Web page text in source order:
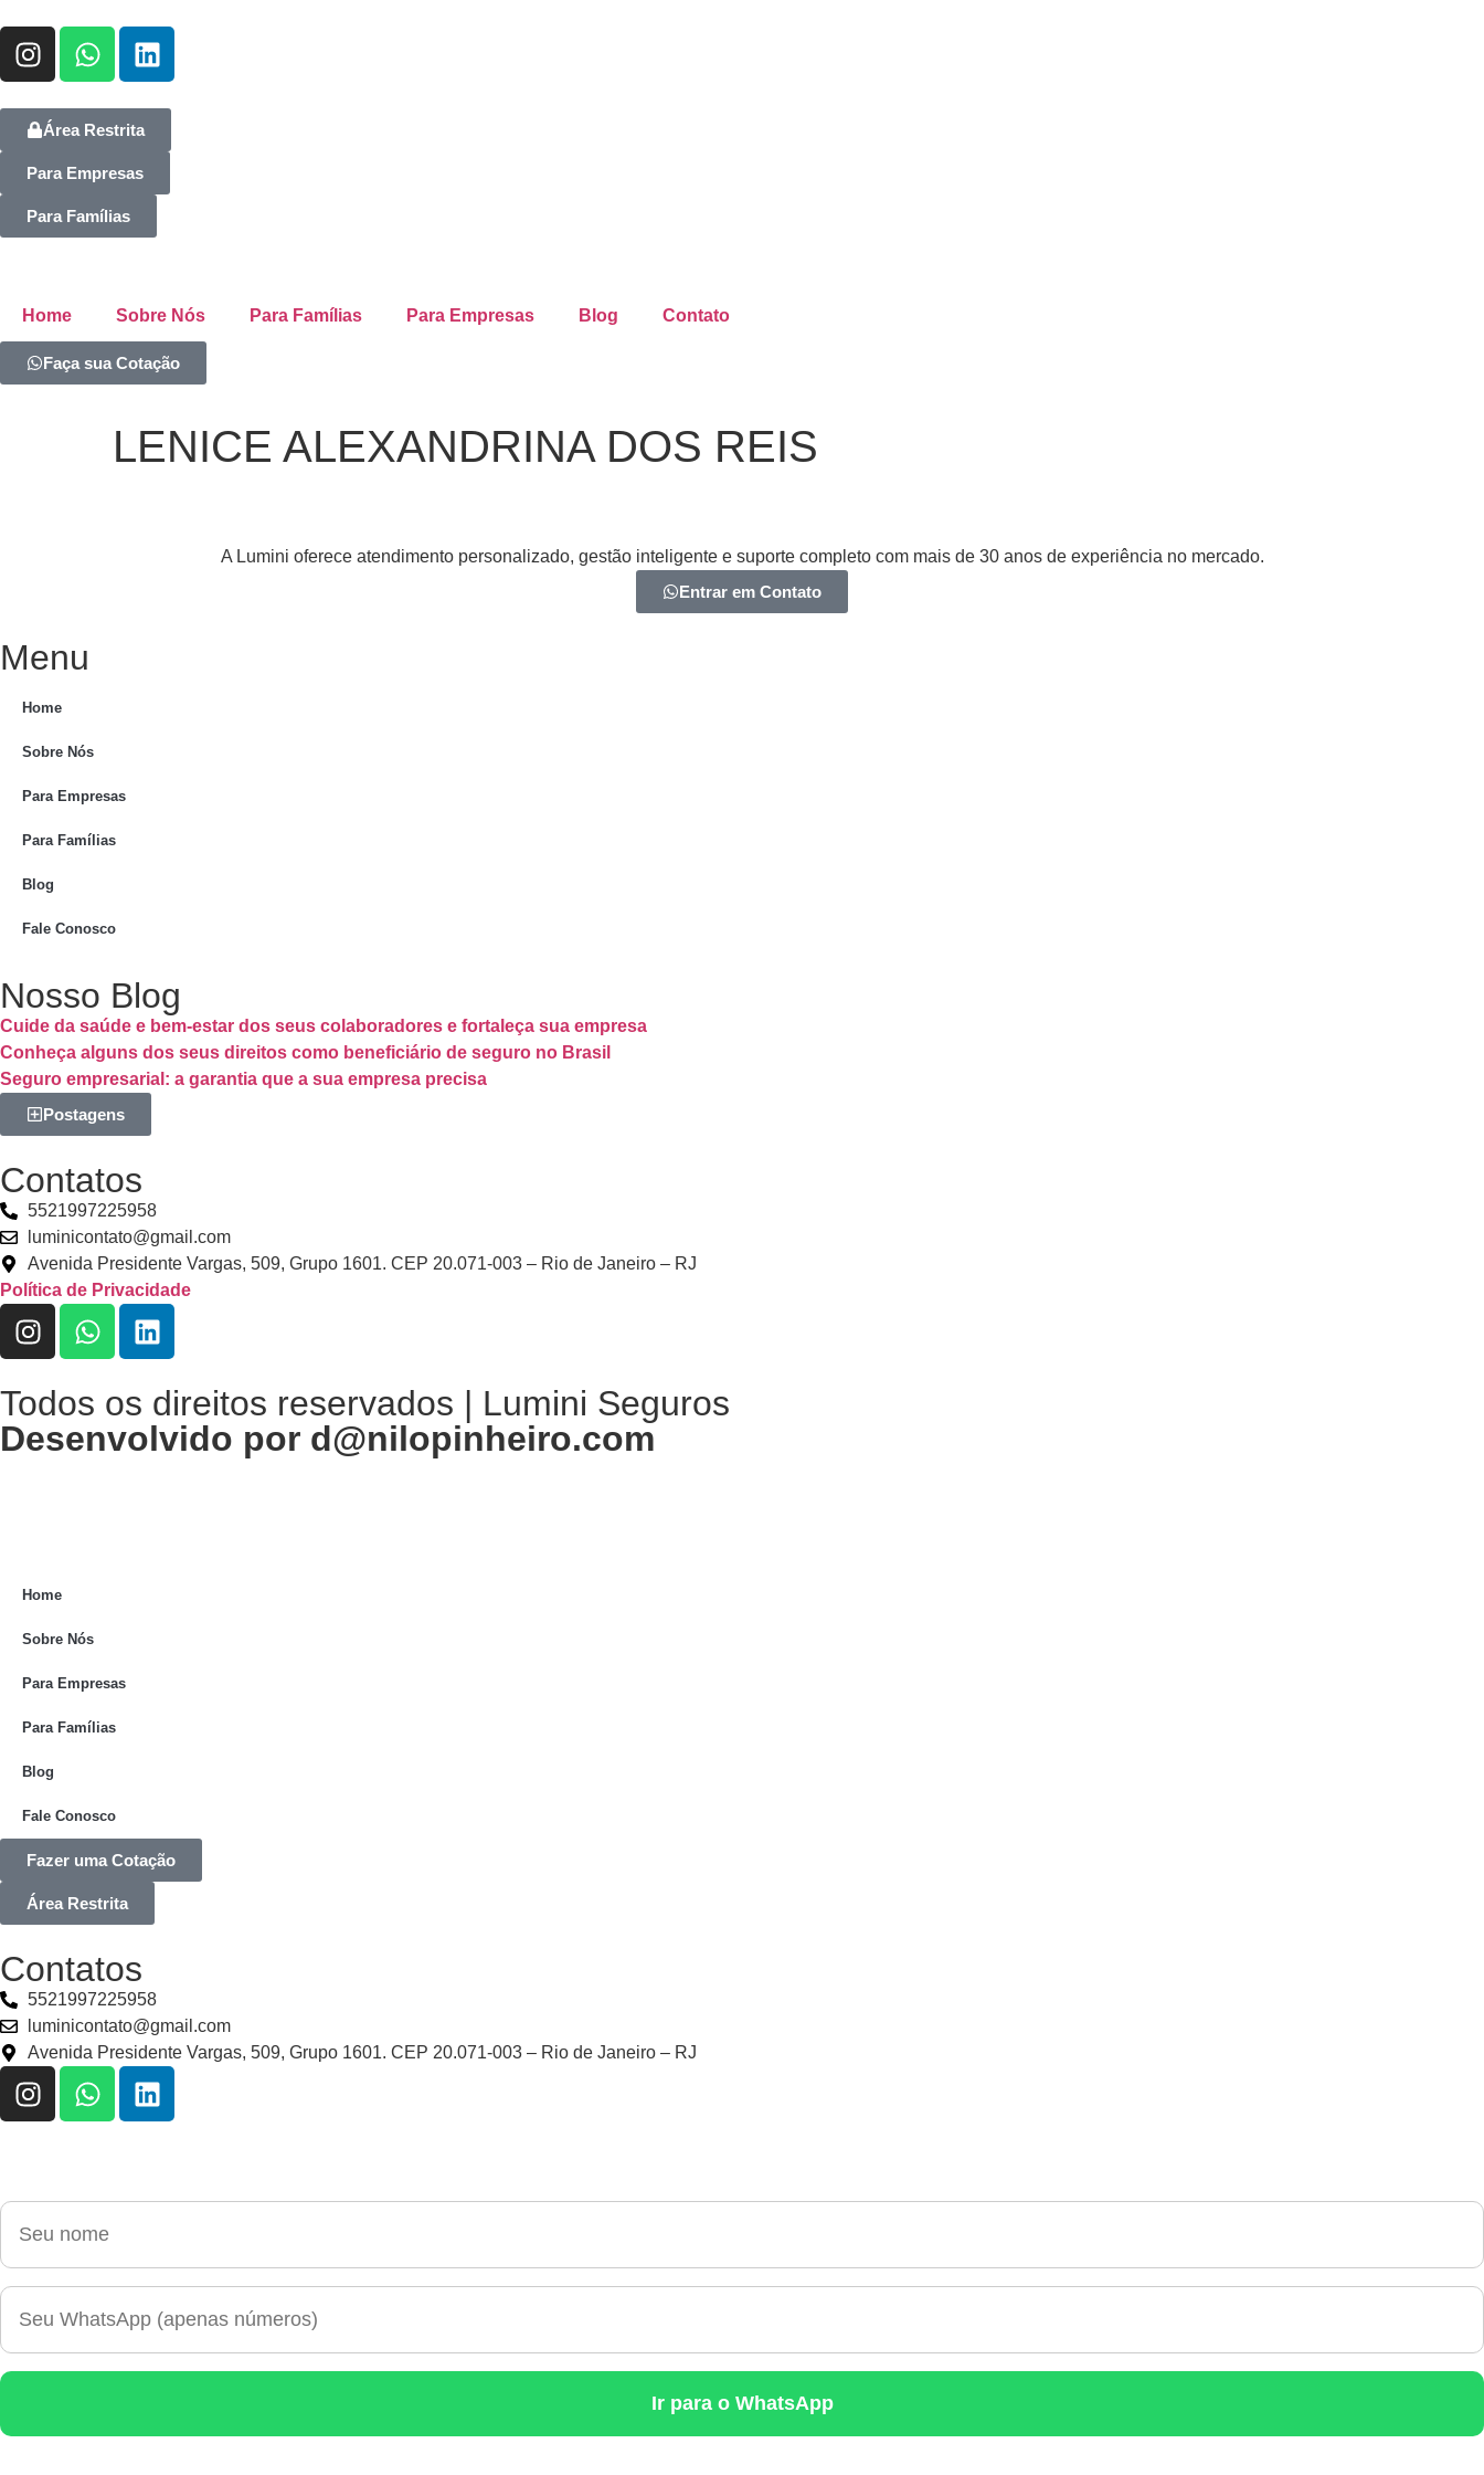
Área Restrita
Para Empresas
Para Famílias
Home Sobre Nós Para Famílias Para Empresas Blog Contato
Faça sua Cotação
LENICE ALEXANDRINA DOS REIS
A Lumini oferece atendimento personalizado, gestão inteligente e suporte completo com mais de 30 anos de experiência no mercado.
Entrar em Contato
Menu
Home
Sobre Nós
Para Empresas
Para Famílias
Blog
Fale Conosco
Nosso Blog
Cuide da saúde e bem-estar dos seus colaboradores e fortaleça sua empresa
Conheça alguns dos seus direitos como beneficiário de seguro no Brasil
Seguro empresarial: a garantia que a sua empresa precisa
Postagens
Contatos
5521997225958
luminicontato@gmail.com
Avenida Presidente Vargas, 509, Grupo 1601. CEP 20.071-003 – Rio de Janeiro – RJ
Política de Privacidade
Todos os direitos reservados | Lumini Seguros
Desenvolvido por​ d@nilopinheiro.com
Home
Sobre Nós
Para Empresas
Para Famílias
Blog
Fale Conosco
Fazer uma Cotação
Área Restrita
Contatos
5521997225958
luminicontato@gmail.com
Avenida Presidente Vargas, 509, Grupo 1601. CEP 20.071-003 – Rio de Janeiro – RJ
Ir para o WhatsApp